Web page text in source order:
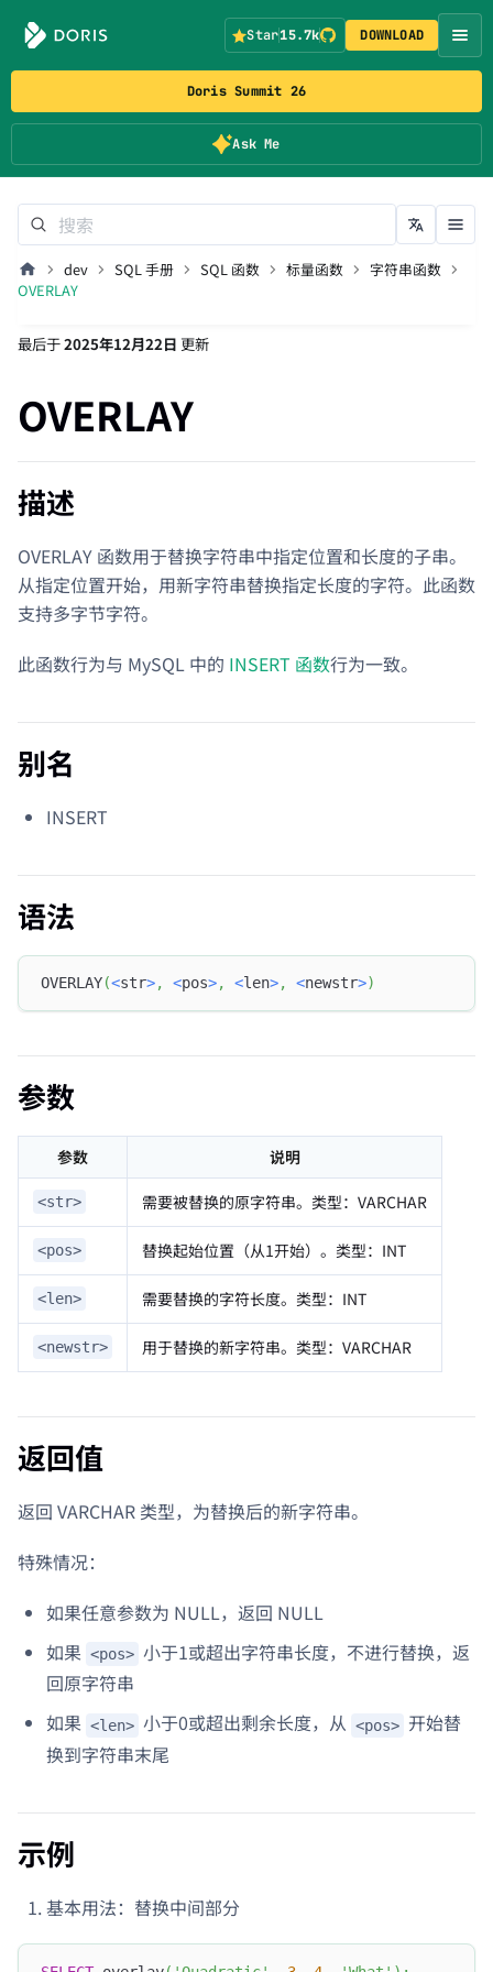
Doris Summit 26
Ask Me
Star15.7k DOWNLOAD
dev SQL 手册 SQL 函数 标量函数
字符串函数
OVERLAY
最后于2025年12月22日 更新
OVERLAY
描述
OVERLAY 函数用于替换字符串中指定位置和长度的子串。
从指定位置开始，用新字符串替换指定长度的字符。此函数
支持多字节字符。
此函数行为与 MySQL 中的 INSERT 函数行为一致。
别名
INSERT
语法
OVERLAY(<str>, <pos>, <len>, <newstr>)
参数
参数 说明
<str> 需要被替换的原字符串。类型：VARCHAR
<pos> 替换起始位置（从1开始）。类型：INT
<len> 需要替换的字符长度。类型：INT
<newstr> 用于替换的新字符串。类型：VARCHAR
返回值
返回 VARCHAR 类型，为替换后的新字符串。
特殊情况：
如果任意参数为 NULL，返回 NULL
如果 <pos> 小于1或超出字符串长度，不进行替换，返
回原字符串
如果 <len> 小于0或超出剩余长度，从 <pos> 开始替
换到字符串末尾
示例
基本用法：替换中间部分